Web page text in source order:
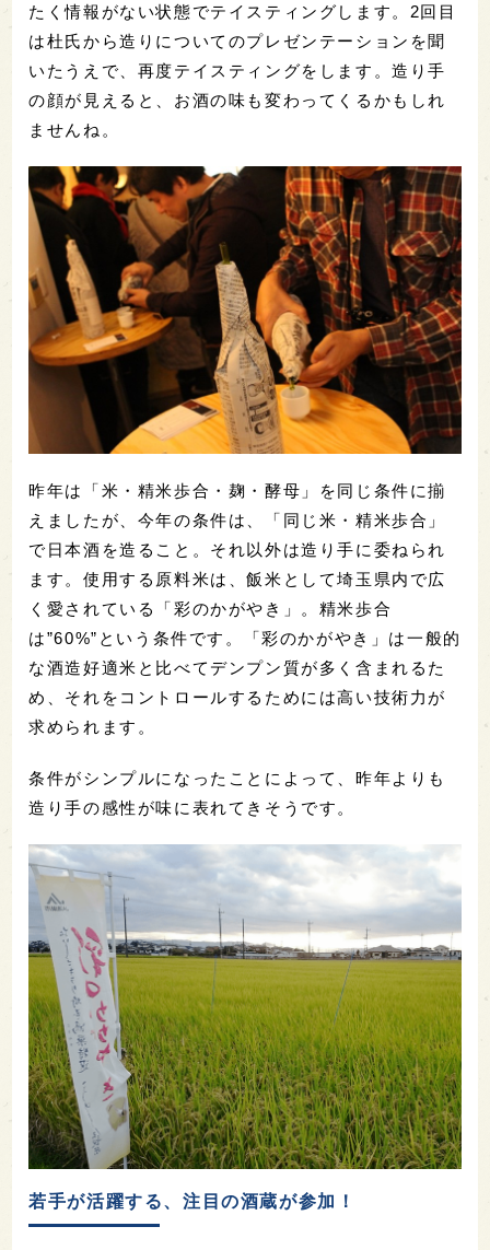
たく情報がない状態でテイスティングします。2回目
は杜氏から造りについてのプレゼンテーションを聞
いたうえで、再度テイスティングをします。造り手
の顔が見えると、お酒の味も変わってくるかもしれ
ませんね。
昨年は「米・精米歩合・麹・酵母」を同じ条件に揃
えましたが、今年の条件は、「同じ米・精米歩合」
で日本酒を造ること。それ以外は造り手に委ねられ
ます。使用する原料米は、飯米として埼玉県内で広
く愛されている「彩のかがやき」。精米歩合
は”60%”という条件です。「彩のかがやき」は一般的
な酒造好適米と比べてデンプン質が多く含まれるた
め、それをコントロールするためには高い技術力が
求められます。
条件がシンプルになったことによって、昨年よりも
造り手の感性が味に表れてきそうです。
若手が活躍する、注目の酒蔵が参加！